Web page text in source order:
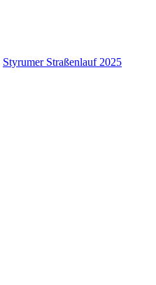
Styrumer Straßenlauf 2025